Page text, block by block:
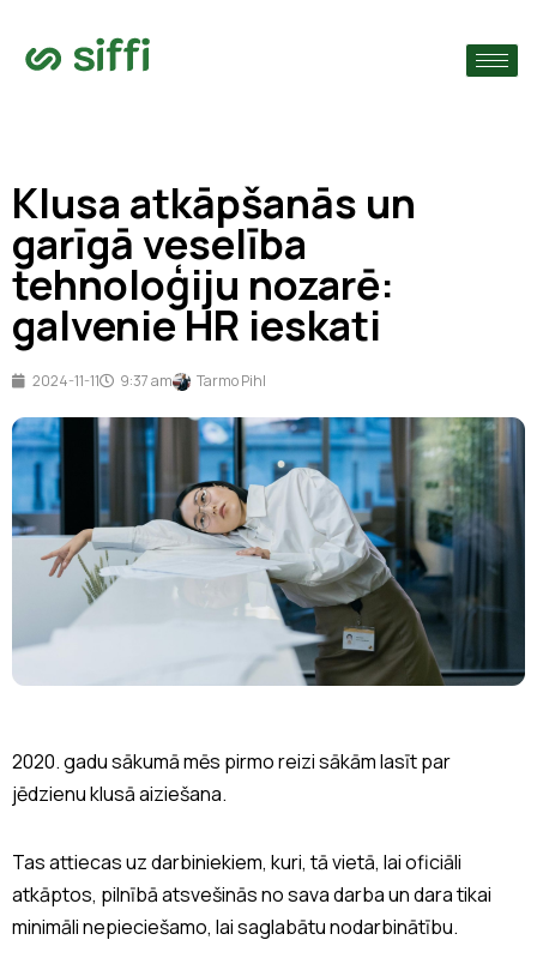
›
Klusa atkāpšanās un
garīgā veselība
tehnoloģiju nozarē:
galvenie HR ieskati
2024-11-11 9:37 am Tarmo Pihl
2020. gadu sākumā mēs pirmo reizi sākām lasīt par
jēdzienu klusā aiziešana.
Tas attiecas uz darbiniekiem, kuri, tā vietā, lai oficiāli
atkāptos, pilnībā atsvešinās no sava darba un dara tikai
minimāli nepieciešamo, lai saglabātu nodarbinātību.